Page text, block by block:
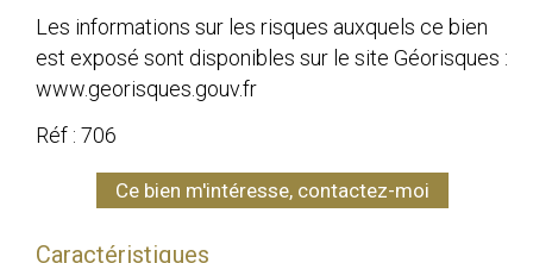
Les informations sur les risques auxquels ce bien
est exposé sont disponibles sur le site Géorisques :
www.georisques.gouv.fr
Réf : 706
Ce bien m'intéresse, contactez-moi
Caractéristiques